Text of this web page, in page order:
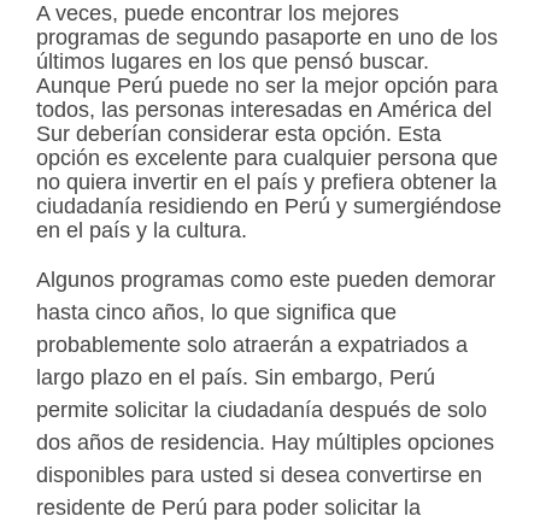
A veces, puede encontrar los mejores
programas de segundo pasaporte en uno de los
últimos lugares en los que pensó buscar.
Aunque Perú puede no ser la mejor opción para
todos, las personas interesadas en América del
Sur deberían considerar esta opción. Esta
opción es excelente para cualquier persona que
no quiera invertir en el país y prefiera obtener la
ciudadanía residiendo en Perú y sumergiéndose
en el país y la cultura.
Algunos programas como este pueden demorar
hasta cinco años, lo que significa que
probablemente solo atraerán a expatriados a
largo plazo en el país. Sin embargo, Perú
permite solicitar la ciudadanía después de solo
dos años de residencia. Hay múltiples opciones
disponibles para usted si desea convertirse en
residente de Perú para poder solicitar la